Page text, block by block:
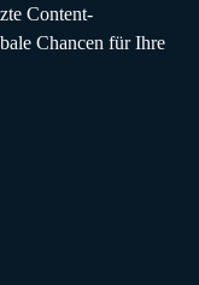
Content-
Chancen für Ihre